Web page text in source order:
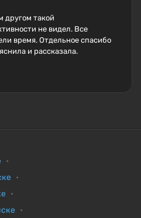
другом такой
не видел. Все
время. Отдельное спасибо
и рассказала.